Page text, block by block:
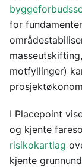
for
motfyllinger)
I Placepoint
og kjente
risikokartlag
kjente